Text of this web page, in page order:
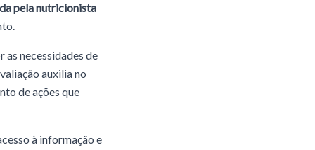
pela nutricionista
as necessidades de
auxilia no
de ações que
à informação e